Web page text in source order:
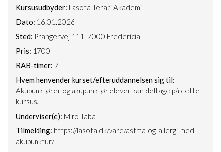
Kursusudbyder: Lasota Terapi Akademi
Dato: 16.01.2026
Sted: Prangervej 111, 7000 Fredericia
Pris: 1700
RAB-timer: 7
Hvem henvender kurset/efteruddannelsen sig til:
Akupunktører og akupunktør elever kan deltage på dette
kursus.
Underviser(e): Miro Taba
Tilmelding: https://lasota.dk/vare/astma-og-allergi-med-
akupunktur/